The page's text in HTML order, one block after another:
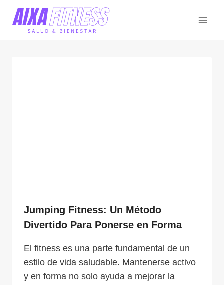
Saltar
contenido
Jumping Fitness: Un Método
Divertido Para Ponerse en Forma
El fitness es una parte fundamental de un
estilo de vida saludable. Mantenerse activo
y en forma no solo ayuda a mejorar la